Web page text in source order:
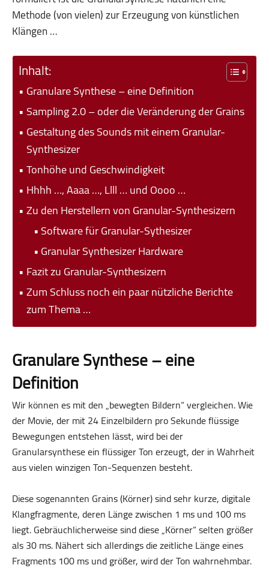
Methode (von vielen) zur Erzeugung von künstlichen
Klängen …
Inhalt:
Granulare Synthese – eine Definition
Sampling 2.0 – oder die Veränderung der Grains
Gestaltung des Sounds mit einem Granular-
Synthesizer
Tonhöhe und Geschwindigkeit
Hhhh …, Aaaa …, Llll … und Oooo …
Zu den Herstellern von Granular-Synthesizern
Software für Granular-Sythesizer
Granular Synthesizer Hardware
Fazit zu Granular-Synthesizern
Zum Schluss noch ein paar nützliche Berichte
zum Thema …
Granulare Synthese – eine
Definition
Wir können es mit den „bewegten Bildern“ vergleichen. Wie
der Movie, der mit 24 Einzelbildern pro Sekunde flüssige
Bewegungen entstehen lässt, wird bei der
Granularsynthese ein flüssiger Ton erzeugt, der in Wahrheit
aus vielen winzigen Ton-Sequenzen besteht.
Diese sogenannten Grains (Körner) sind sehr kurze, digitale
Klangfragmente, deren Länge zwischen 1 ms und 100 ms
liegt. Gebräuchlicherweise sind diese „Körner“ selten größer
als 30 ms. Nähert sich allerdings die zeitliche Länge eines
Fragments 100 ms und größer, wird der Ton wahrnehmbar.